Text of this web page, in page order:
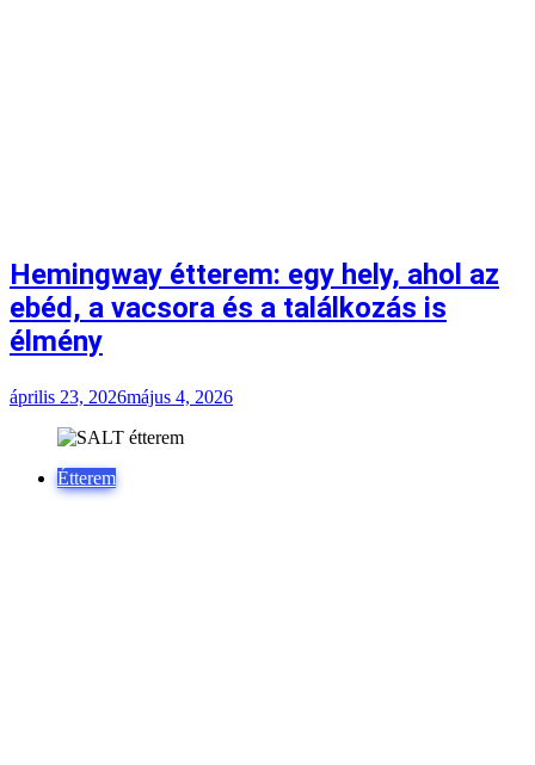
Hemingway étterem: egy hely, ahol az
ebéd, a vacsora és a találkozás is
élmény
április 23, 2026május 4, 2026
Étterem